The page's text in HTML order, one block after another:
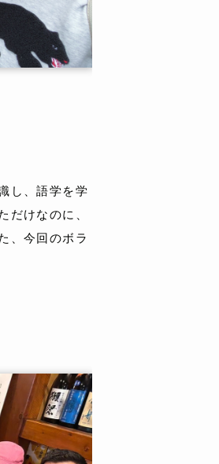
し、語学を学
だけなのに、
、今回のボラ